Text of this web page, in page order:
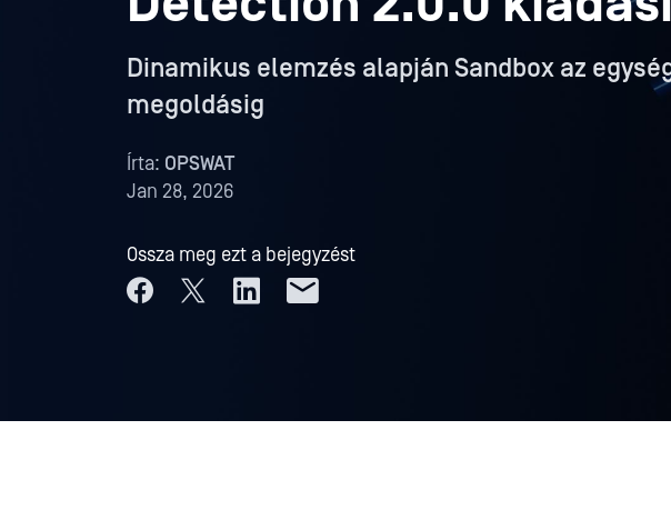
Dinamikus elemzés alapján Sandbox az
megoldásig
Írta: OPSWAT
Jan 28, 2026
Ossza meg ezt a bejegyzést